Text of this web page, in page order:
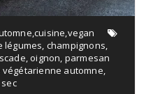
,cuisine vegan
légumes champignons
,oignon parmesan
végétarienne automne